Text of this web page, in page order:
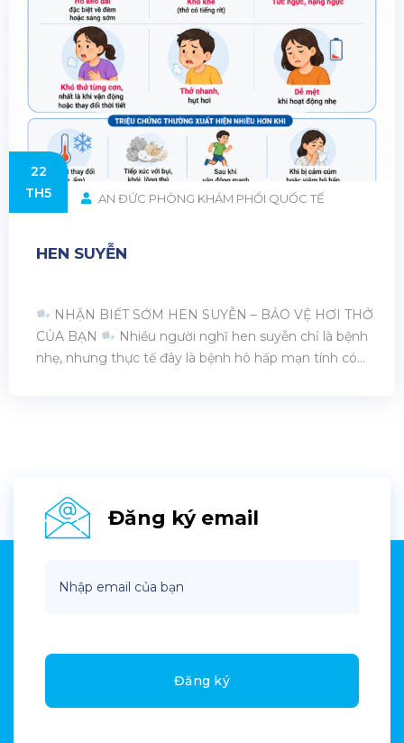
22
TH5
AN ĐỨC PHÒNG KHÁM PHỔI QUỐC TẾ
HEN SUYỄN
NHẬN BIẾT SỚM HEN SUYỄN – BẢO VỆ HƠI THỞ
CỦA BẠN
Nhiều người nghĩ hen suyễn chỉ là bệnh
nhẹ, nhưng thực tế đây là bệnh hô hấp mạn tính có
Đăng ký email
Đăng ký